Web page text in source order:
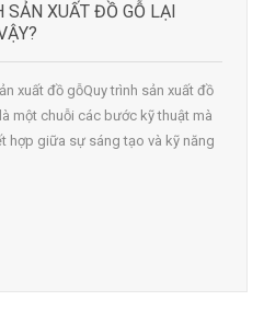
SẢN XUẤT ĐỒ GỖ LẠI
xuất đồ gỗQuy trình sản xuất đồ
một chuỗi các bước kỹ thuật mà
hợp giữa sự sáng tạo và kỹ năng